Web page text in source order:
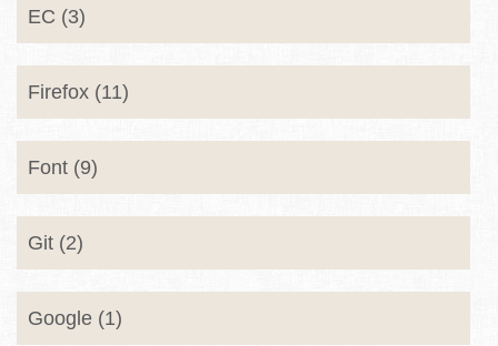
EC (3)
Firefox (11)
Font (9)
Git (2)
Google (1)